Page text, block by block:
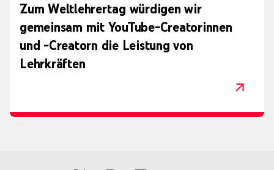
Zum Weltlehrertag würdigen wir
gemeinsam mit YouTube-Creatorinnen
und ‑Creatorn die Leistung von
Lehrkräften